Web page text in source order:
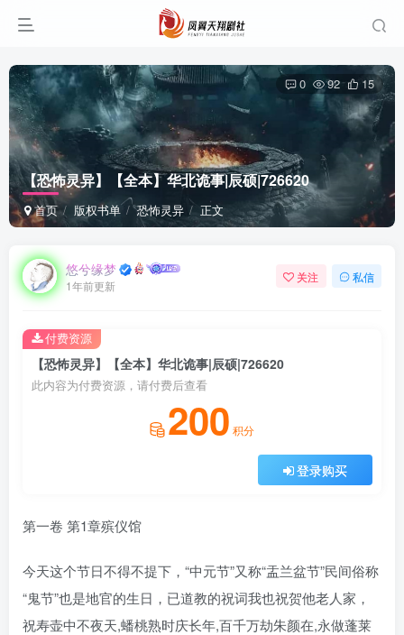
【恐怖灵异】【全本】华北诡事|辰硕|726620
首页 版权书单 恐怖灵异 正文
0 92 15
悠兮缘梦
1年前更新
关注 私信
【恐怖灵异】【全本】华北诡事|辰硕|726620
此内容为付费资源，请付费后查看
200 积分
登录购买
付费资源
第一卷 第1章殡仪馆
今天这个节日不得不提下，“中元节”又称“盂兰盆节”民间俗称
“鬼节”也是地官的生日，已道教的祝词我也祝贺他老人家，
祝寿壶中不夜天,蟠桃熟时庆长年,百千万劫朱颜在,永做蓬莱